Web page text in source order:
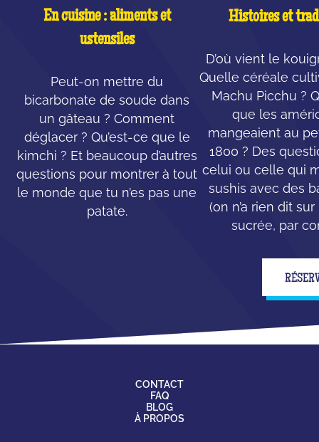
En cuisine : aliments et
ustensiles
Peut-on mettre du
bicarbonate de soude dans
un gâteau ? Comment
déglacer ? Qu’est-ce que le
kimchi ? Et beaucoup d’autres
questions pour montrer à tout
le monde que tu n’es pas une
patate.
Histoires et
D’où vient le
Quelle céréale
Machu Picchu ?
que les
mangeaient au
1800 ? Des
celui ou celle qui
sushis avec des
(on n’a rien dit
sucrée, par
CONTACT
FAQ
BLOG
À PROPOS